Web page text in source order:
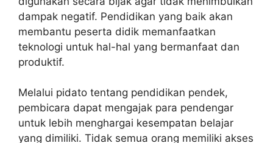
dampak negatif. Pendidikan yang baik akan
membantu peserta didik memanfaatkan
teknologi untuk hal-hal yang bermanfaat dan
produktif.
Melalui pidato tentang pendidikan pendek,
pembicara dapat mengajak para pendengar
untuk lebih menghargai kesempatan belajar
yang dimiliki. Tidak semua orang memiliki akses